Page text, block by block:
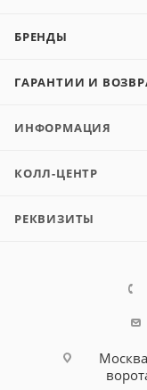
БРЕНДЫ
ГАРАНТИИ И
ИНФОРМАЦИЯ
КОЛЛ-ЦЕНТР
РЕКВИЗИТЫ